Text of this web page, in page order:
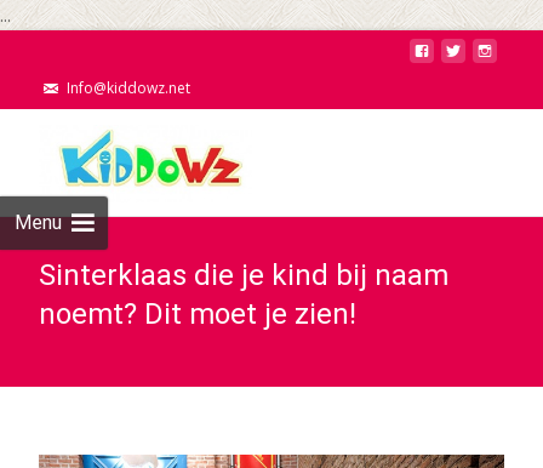
...
Info@kiddowz.net
Menu
Sinterklaas die je kind bij naam
noemt? Dit moet je zien!